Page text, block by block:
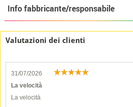
Info fabbricante/responsabile
Valutazioni dei clienti
31/07/2026
La velocità
La velocità